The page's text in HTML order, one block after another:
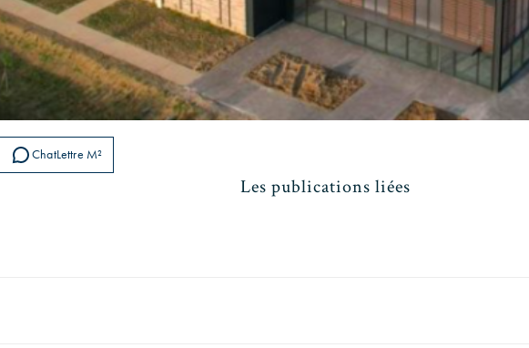
ChatLettre M²
Les publications liées